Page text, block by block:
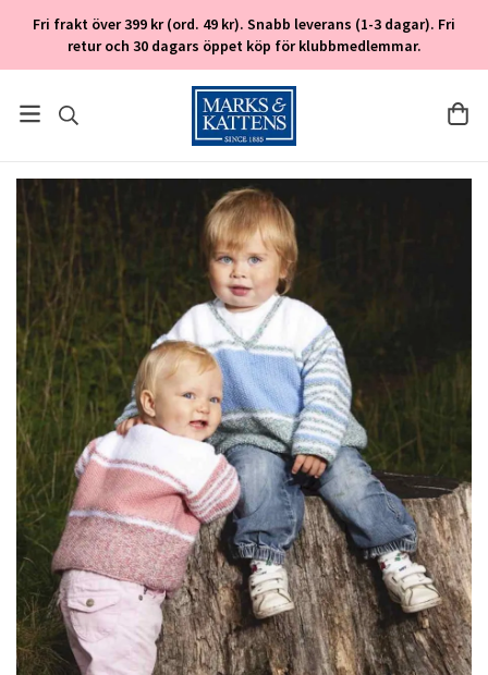
Fri frakt över 399 kr (ord. 49 kr). Snabb leverans (1-3 dagar). Fri
retur och 30 dagars öppet köp för klubbmedlemmar.